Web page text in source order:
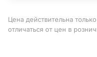
Цена действительна
отличаться от цен в